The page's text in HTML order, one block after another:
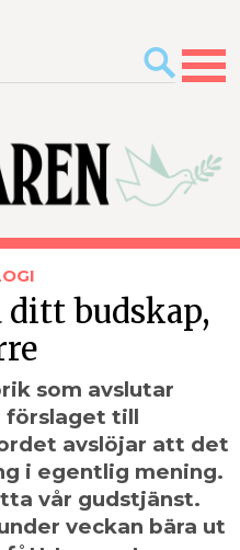
ditt budskap,
som avslutar
förslaget till
avslöjar att det
i egentlig mening.
vår gudstjänst.
veckan bära ut